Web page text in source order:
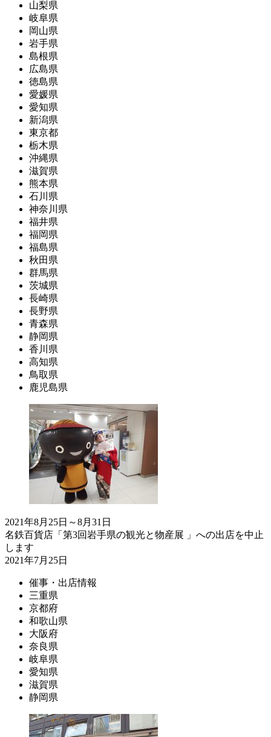
山梨県
岐阜県
岡山県
岩手県
島根県
広島県
徳島県
愛媛県
愛知県
新潟県
東京都
栃木県
沖縄県
滋賀県
熊本県
石川県
神奈川県
福井県
福岡県
福島県
秋田県
群馬県
茨城県
長崎県
長野県
青森県
静岡県
香川県
高知県
鳥取県
鹿児島県
2021年8月25日～8月31日
名鉄百貨店「第3回岩手県の観光と物産展 」への出店を中止
します
2021年7月25日
催事・出店情報
三重県
京都府
和歌山県
大阪府
奈良県
岐阜県
愛知県
滋賀県
静岡県